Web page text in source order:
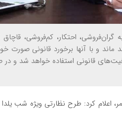
احتکار، کم‌فروشی، قاچاق
ماند و با آنها برخورد قانونی
قانونی استفاده خواهد شد و
کرد: طرح نظارتی ویژه شب یلدا